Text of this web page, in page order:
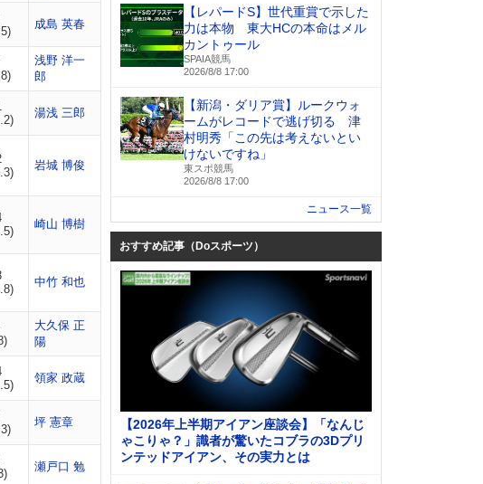
成島 英春
浅野 洋一
郎
湯浅 三郎
岩城 博俊
崎山 博樹
中竹 和也
大久保 正
陽
領家 政蔵
坪 憲章
瀬戸口 勉
【レパードS】世代重賞で示した
力は本物 東大HCの本命はメル
カントゥール
SPAIA競馬
2026/8/8 17:00
【新潟・ダリア賞】ルークウォ
ームがレコードで逃げ切る 津
村明秀「この先は考えないとい
けないですね」
東スポ競馬
2026/8/8 17:00
ニュース一覧
おすすめ記事（Doスポーツ）
【2026年上半期アイアン座談会】「なんじ
ゃこりゃ？」識者が驚いたコブラの3Dプリ
ンテッドアイアン、その実力とは